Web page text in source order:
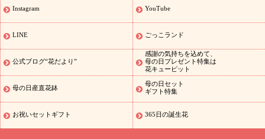
ト
誕生日フラワーギフト商品一覧 バラ
9月の誕生花(リンドウ)
トギフト
「きょう誕生日なんです」キャンペーン
用途から探す お祝いの花特集 当日配達特急便
お祝い商品一覧
お祝い
開店・開業祝い 新築・引っ越し祝い 退職祝い
退院祝い・快気祝い
い
プチギフト ペットのお祝いフラワー お中元・暑中見舞い
当日配達特急便 お供え
お悔やみ商品一覧
お供え・お悔やみの花
四十九日法要以降に贈る
花
お供え お花とセットギフト
Instagram YouTube
LINE ごっこランド
公式ブログ“花だより”
感謝の気持ちを込めて、
母の日プレゼント特集は
花キューピット
母の日産直花鉢
母の日セット
ギフト特集
お祝いセットギフト 365日の誕生花